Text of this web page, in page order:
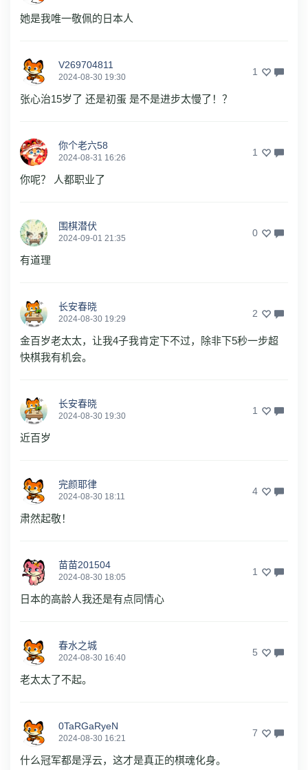
她是我唯一敬佩的日本人
V269704811
2024-08-30 19:30 1
张心治15岁了 还是初蛋 是不是进步太慢了！？
你个老六58
2024-08-31 16:26 1
你呢？ 人都职业了
围棋潜伏
2024-09-01 21:35 0
有道理
长安春晓
2024-08-30 19:29 2
金百岁老太太，让我4子我肯定下不过，除非下5秒一步超
快棋我有机会。
长安春晓
2024-08-30 19:30 1
近百岁
完颜耶律
2024-08-30 18:11 4
肃然起敬！
苗苗201504
2024-08-30 18:05 1
日本的高龄人我还是有点同情心
春水之城
2024-08-30 16:40 5
老太太了不起。
0TaRGaRyeN
2024-08-30 16:21 7
什么冠军都是浮云，这才是真正的棋魂化身。